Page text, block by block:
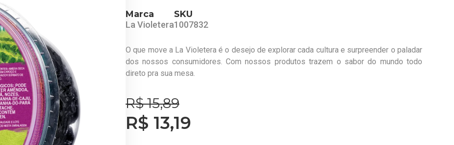
Marca
La Violetera
SKU
1007832
O que move a La Violetera é o desejo de explorar cada cultura e surpreender o paladar
dos nossos consumidores. Com nossos produtos trazem o sabor do mundo todo
direto pra sua mesa.
R$ 15,89
R$ 13,19